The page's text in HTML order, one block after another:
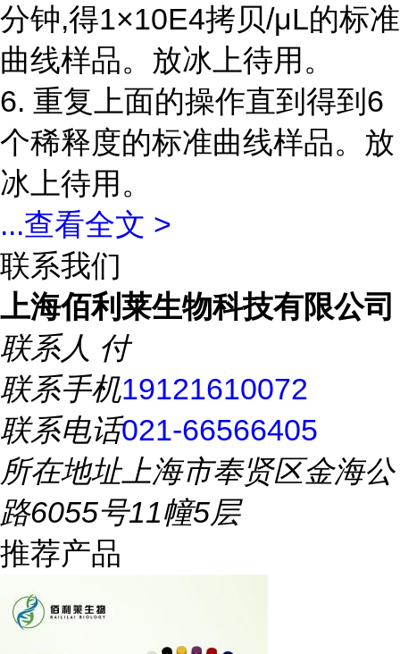
分钟,得1×10E4拷贝/μL的标准
曲线样品。放冰上待用。
6. 重复上面的操作直到得到6
个稀释度的标准曲线样品。放
冰上待用。
...查看全文 >
联系我们
上海佰利莱生物科技有限公司
联系人 付
联系手机19121610072
联系电话021-66566405
所在地址上海市奉贤区金海公
路6055号11幢5层
推荐产品